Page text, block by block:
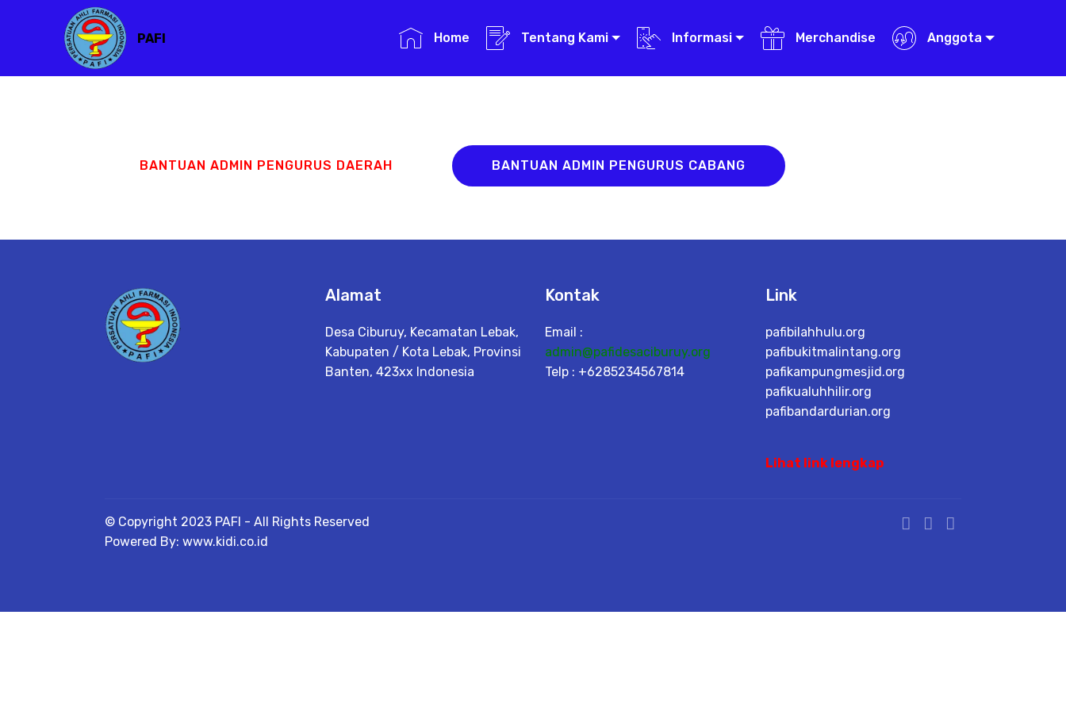
PAFI Home Tentang Kami Informasi Merchandise Anggota
BANTUAN ADMIN PENGURUS DAERAH BANTUAN ADMIN PENGURUS CABANG
Alamat
Desa Ciburuy, Kecamatan Lebak,
Kabupaten / Kota Lebak, Provinsi
Banten, 423xx Indonesia
Kontak
Email :
admin@pafidesaciburuy.org
Telp : +6285234567814
Link
pafibilahhulu.org
pafibukitmalintang.org
pafikampungmesjid.org
pafikualuhhilir.org
pafibandardurian.org
Lihat link lengkap
© Copyright 2023 PAFI - All Rights Reserved
Powered By: www.kidi.co.id